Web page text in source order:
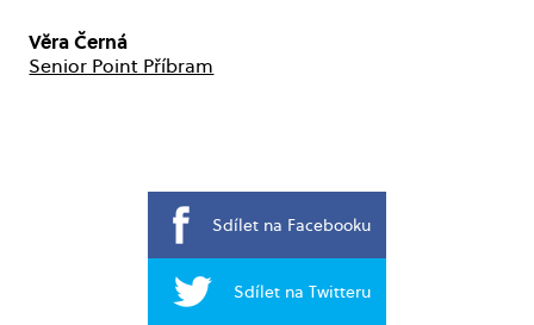
Věra Černá
Senior Point Příbram
Sdílet na Facebooku
Sdílet na Twitteru